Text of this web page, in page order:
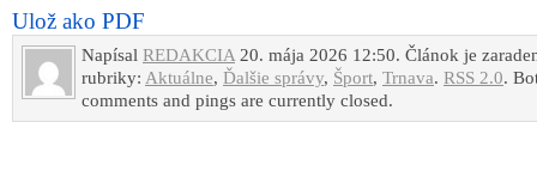
Ulož ako PDF
Napísal REDAKCIA 20. mája 2026 12:50. Článok je
rubriky: Aktuálne, Ďalšie správy, Šport, Trnava. RSS 2.0.
comments and pings are currently closed.